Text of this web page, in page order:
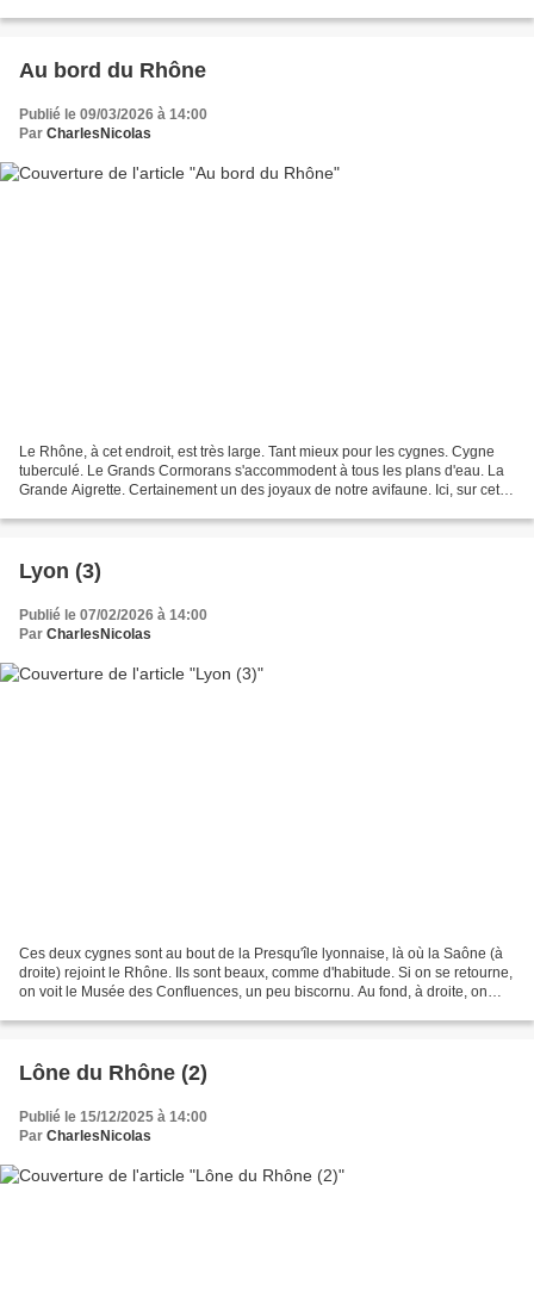
Au bord du Rhône
Publié le 09/03/2026 à 14:00
Par CharlesNicolas
Le Rhône, à cet endroit, est très large. Tant mieux pour les cygnes. Cygne
tuberculé. Le Grands Cormorans s'accommodent à tous les plans d'eau. La
Grande Aigrette. Certainement un des joyaux de notre avifaune. Ici, sur cette
Lyon (3)
Publié le 07/02/2026 à 14:00
Par CharlesNicolas
Ces deux cygnes sont au bout de la Presqu'île lyonnaise, là où la Saône (à
droite) rejoint le Rhône. Ils sont beaux, comme d'habitude. Si on se retourne,
on voit le Musée des Confluences, un peu biscornu. Au fond, à droite, on
Lône du Rhône (2)
Publié le 15/12/2025 à 14:00
Par CharlesNicolas